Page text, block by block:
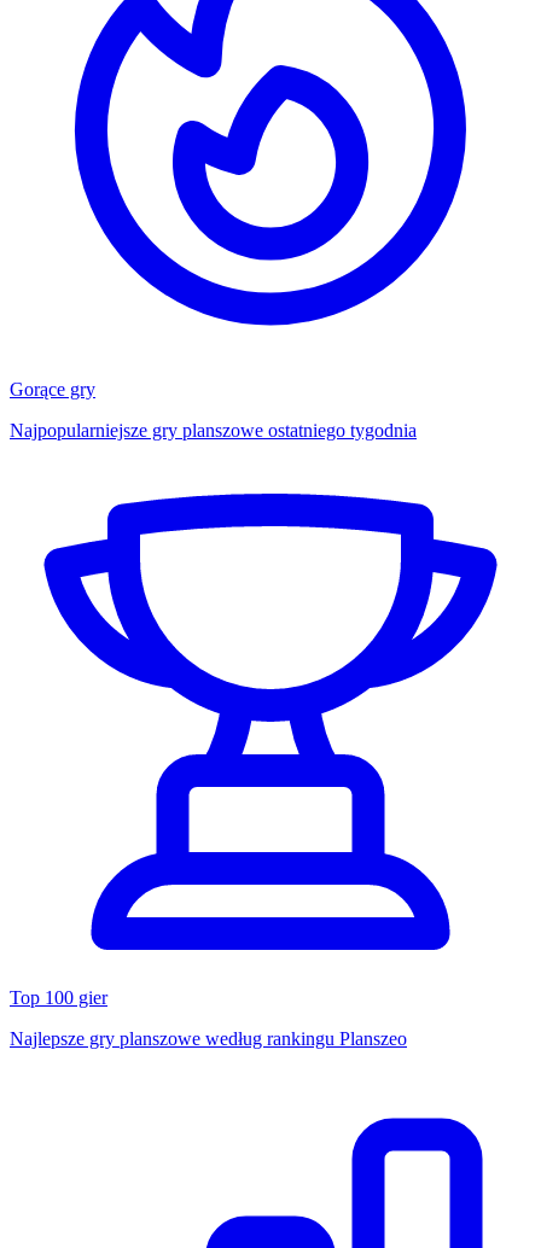
Gorące gry
Najpopularniejsze gry planszowe ostatniego tygodnia
Top 100 gier
Najlepsze gry planszowe według rankingu Planszeo